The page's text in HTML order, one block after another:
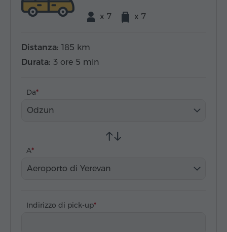
x 7 x 7
Distanza: 185 km
Durata: 3 ore 5 min
Da
Odzun
A
Aeroporto di Yerevan
Indirizzo di pick-up